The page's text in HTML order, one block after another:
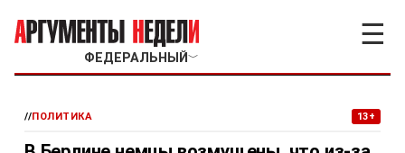
ФЕДЕРАЛЬНЫЙ ﹀
☰
//ПОЛИТИКА 13+